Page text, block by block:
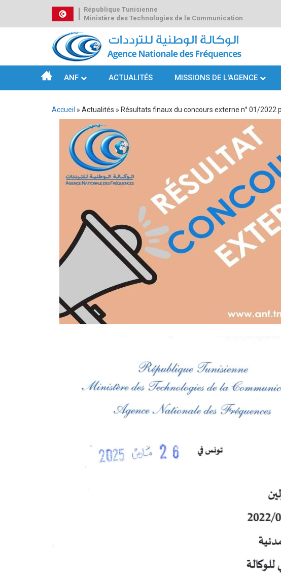
République Tunisienne
Ministère des Technologies de la Communication
NavigationANF ACTUALITÉS MISSIONS DE L'AGENCE
Fil
d'Ariane
Accueil Actualités Résultats finaux du concours externe n° 01/2022